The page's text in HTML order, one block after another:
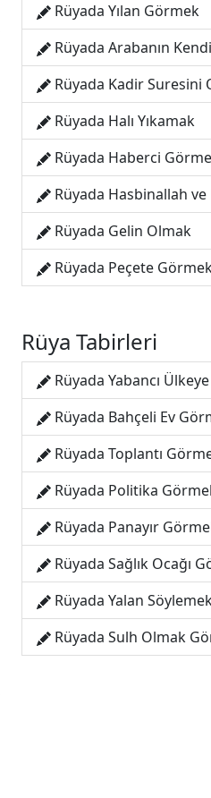
Rüyada Yılan Görmek
Rüyada Arabanın Kendi
Rüyada Kadir Suresini
Rüyada Halı Yıkamak
Rüyada Haberci
Rüyada Hasbinallah ve
Rüyada Gelin Olmak
Rüyada Peçete
Rüya Tabirleri
Rüyada Yabancı
Rüyada Bahçeli Ev
Rüyada Toplantı
Rüyada Politika
Rüyada Panayır
Rüyada Sağlık Ocağı
Rüyada Yalan
Rüyada Sulh Olmak